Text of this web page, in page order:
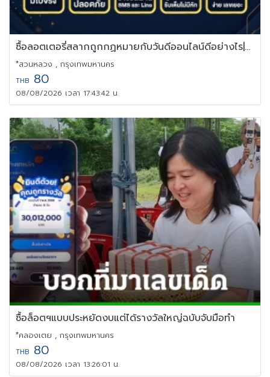
ซื้อลอตเตอรี่สลากถูกกฏหมายกับวันดีออนไลน์ดีอย่างไร|Vandee Online
*สวนหลวง , กรุงเทพมหานคร
THB 80
08/08/2026 เวลา 17:43:42 น.
ซื้อล็อตฯแบบประหยัดงบแต่ได้รางวัลใหญ่ฉบับจับมือทำ
*คลองเตย , กรุงเทพมหานคร
THB 80
08/08/2026 เวลา 13:26:01 น.